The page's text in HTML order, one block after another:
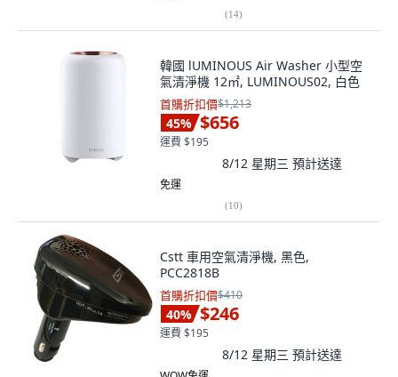
(14)
韓國 lUMINOUS Air Washer 小型空
氣清淨機 12㎡, LUMINOUS02, 白色
首購折扣價$1,213
45% $656
運費 $195
8/12 星期三 預計送達
免運
(10)
Cstt 車用空氣清淨機, 黑色,
PCC2818B
首購折扣價$410
40% $246
運費 $195
8/12 星期三 預計送達